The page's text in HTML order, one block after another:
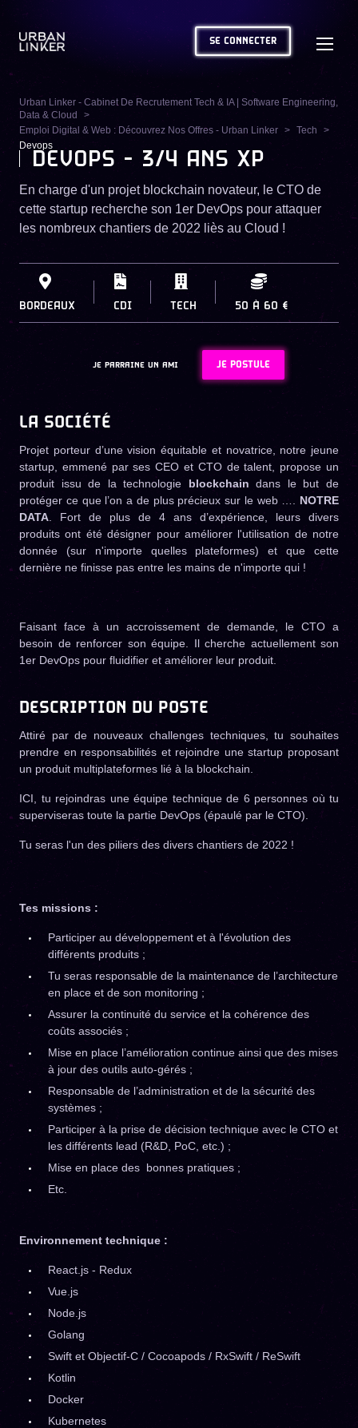
SE CONNECTER
Urban Linker - Cabinet De Recrutement Tech & IA | Software Engineering,
Data & Cloud
Emploi Digital & Web : Découvrez Nos Offres - Urban Linker
Tech
Devops
DEVOPS - 3/4 ANS XP
En charge d'un projet blockchain novateur, le CTO de
cette startup recherche son 1er DevOps pour attaquer
les nombreux chantiers de 2022 liès au Cloud !
BORDEAUX CDI TECH 50 À 60 €
JE PARRAINE UN AMI JE POSTULE
LA SOCIÉTÉ
Projet porteur d’une vision équitable et novatrice, notre jeune
startup, emmené par ses CEO et CTO de talent, propose un
produit issu de la technologie blockchain dans le but de
protéger ce que l’on a de plus précieux sur le web …. NOTRE
DATA . Fort de plus de 4 ans d’expérience, leurs divers
produits ont été désigner pour améliorer l'utilisation de notre
donnée (sur n'importe quelles plateformes) et que cette
dernière ne finisse pas entre les mains de n'importe qui !
Faisant face à un accroissement de demande, le CTO a
besoin de renforcer son équipe. Il cherche actuellement son
1er DevOps pour fluidifier et améliorer leur produit.
DESCRIPTION DU POSTE
Attiré par de nouveaux challenges techniques, tu souhaites
prendre en responsabilités et rejoindre une startup proposant
un produit multiplateformes lié à la blockchain.
ICI, tu rejoindras une équipe technique de 6 personnes où tu
superviseras toute la partie DevOps (épaulé par le CTO).
Tu seras l'un des piliers des divers chantiers de 2022 !
Tes missions :
Participer au développement et à l'évolution des
différents produits ;
Tu seras responsable de la maintenance de l’architecture
en place et de son monitoring ;
Assurer la continuité du service et la cohérence des
coûts associés ;
Mise en place l’amélioration continue ainsi que des mises
à jour des outils auto-gérés ;
Responsable de l’administration et de la sécurité des
systèmes ;
Participer à la prise de décision technique avec le CTO et
les différents lead (R&D, PoC, etc.) ;
Mise en place des bonnes pratiques ;
Etc.
Environnement technique :
React.js - Redux
Vue.js
Node.js
Golang
Swift et Objectif-C / Cocoapods / RxSwift / ReSwift
Kotlin
Docker
Kubernetes